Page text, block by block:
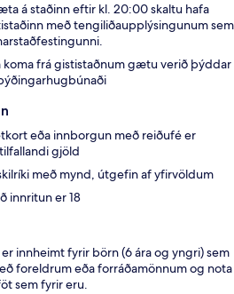
á staðinn eftir kl. 20:00 skaltu hafa
með tengiliðaupplýsingunum sem
koma frá gististaðnum gætu verið þýddar
eða innborgun með reiðufé er
gjöld
með mynd, útgefin af yfirvöldum
innritun er 18
innheimt fyrir börn (6 ára og yngri) sem
foreldrum eða forráðamönnum og nota
sem fyrir eru.